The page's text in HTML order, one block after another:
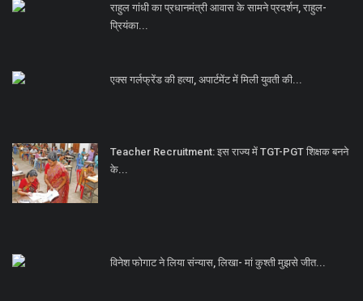
राहुल गांधी का प्रधानमंत्री आवास के सामने प्रदर्शन, राहुल-
प्रियंका...
एक्स गर्लफ्रेंड की हत्या, अपार्टमेंट में मिली युवती की...
Teacher Recruitment: इस राज्य में TGT-PGT शिक्षक बनने
के...
विनेश फोगाट ने लिया संन्यास, लिखा- मां कुश्ती मुझसे जीत...